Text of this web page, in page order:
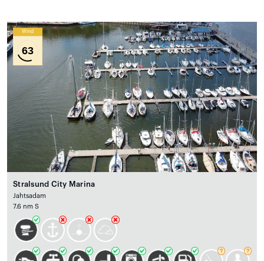
Wind
63
Stralsund City Marina
Jahtsadam
7.6 nm S